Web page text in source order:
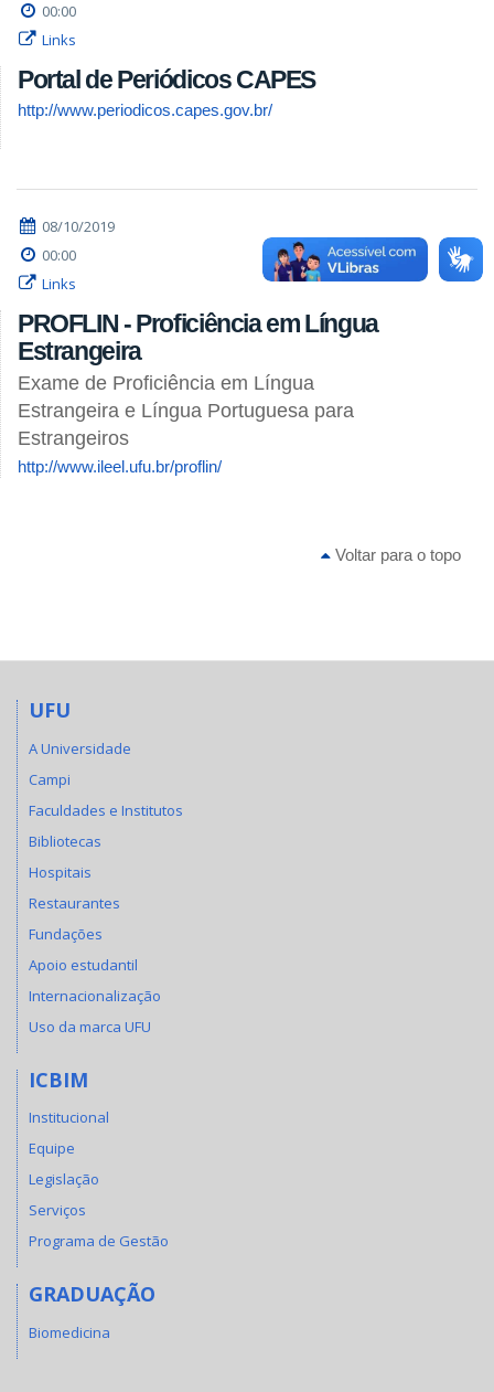
00:00
Links
Portal de Periódicos CAPES
http://www.periodicos.capes.gov.br/
08/10/2019
00:00
Links
PROFLIN - Proficiência em Língua
Estrangeira
Exame de Proficiência em Língua
Estrangeira e Língua Portuguesa para
Estrangeiros
http://www.ileel.ufu.br/proflin/
Voltar para o topo
UFU
A Universidade
Campi
Faculdades e Institutos
Bibliotecas
Hospitais
Restaurantes
Fundações
Apoio estudantil
Internacionalização
Uso da marca UFU
ICBIM
Institucional
Equipe
Legislação
Serviços
Programa de Gestão
GRADUAÇÃO
Biomedicina